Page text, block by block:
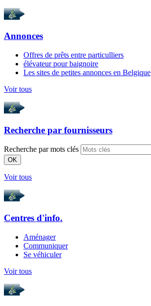
Annonces
Offres de prêts entre particulliers
élévateur pour baignoire
Les sites de petites annonces en Belgique
Voir tous
Recherche par fournisseurs
Recherche par mots clés
OK
Voir tous
Centres d'info.
Aménager
Communiquer
Se véhiculer
Voir tous